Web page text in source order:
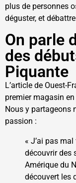
plus de personnes
déguster, et
On parle
des
Piquante
L’article de Ouest-
premier magasin
Nous y partageons
passion :
« J’ai pas
découvrir des
Amérique du
découvert les